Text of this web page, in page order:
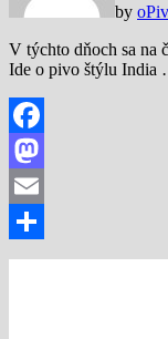
by
V týchto dňoch sa na
Ide o pivo štýlu India
Facebook
Mastodon
Email
Share